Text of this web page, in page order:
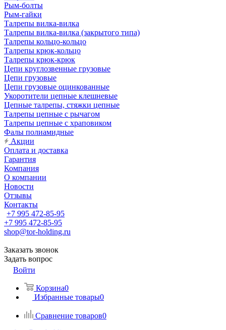
Рым-болты
Рым-гайки
Талрепы вилка-вилка
Талрепы вилка-вилка (закрытого типа)
Талрепы кольцо-кольцо
Талрепы крюк-кольцо
Талрепы крюк-крюк
Цепи круглозвенные грузовые
Цепи грузовые
Цепи грузовые оцинкованные
Укоротители цепные клешневые
Цепные талрепы, стяжки цепные
Талрепы цепные с рычагом
Талрепы цепные с храповиком
Фалы полиамидные
Акции
Оплата и доставка
Гарантия
Компания
О компании
Новости
Отзывы
Контакты
+7 995 472-85-95
+7 995 472-85-95
shop@tor-holding.ru
Заказать звонок
Задать вопрос
Войти
Корзина0
Избранные товары0
Сравнение товаров0